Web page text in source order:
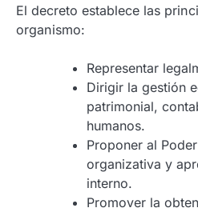
El decreto establece las
organismo:
Representar
Dirigir la gestión
patrimonial,
humanos.
Proponer al
organizativa y
interno.
Promover la